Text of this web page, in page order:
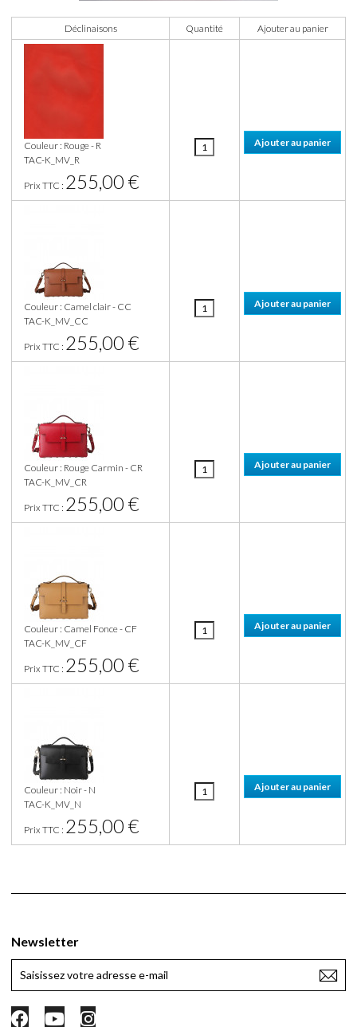
Déclinaisons Quantité Ajouter au panier
Couleur : Rouge - R
TAC-K_MV_R
Prix TTC : 255,00 €
Couleur : Camel clair - CC
TAC-K_MV_CC
Prix TTC : 255,00 €
Couleur : Rouge Carmin - CR
TAC-K_MV_CR
Prix TTC : 255,00 €
Couleur : Camel Fonce - CF
TAC-K_MV_CF
Prix TTC : 255,00 €
Couleur : Noir - N
TAC-K_MV_N
Prix TTC : 255,00 €
Newsletter